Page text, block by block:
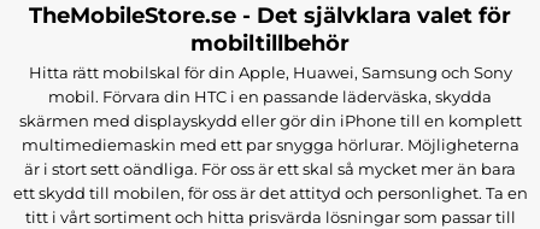
TheMobileStore.se - Det självklara valet för
mobiltillbehör
Hitta rätt mobilskal för din Apple, Huawei, Samsung och Sony
mobil. Förvara din HTC i en passande läderväska, skydda
skärmen med displayskydd eller gör din iPhone till en komplett
multimediemaskin med ett par snygga hörlurar. Möjligheterna
är i stort sett oändliga. För oss är ett skal så mycket mer än bara
ett skydd till mobilen, för oss är det attityd och personlighet. Ta en
titt i vårt sortiment och hitta prisvärda lösningar som passar till